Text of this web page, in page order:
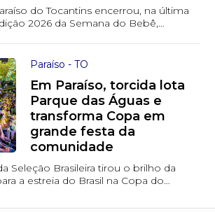
do Tocantins encerrou, na última
2026 da Semana do Bebê,
Paraíso - TO
Em Paraíso, torcida lota
Parque das Águas e
transforma Copa em
grande festa da
comunidade
Seleção Brasileira tirou o brilho da
a estreia do Brasil na Copa do